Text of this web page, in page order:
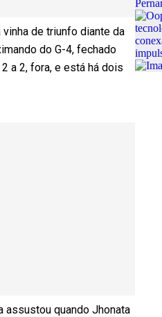
de triunfo diante da
do G-4, fechado
a 2, fora, e está há dois
assustou quando Jhonata